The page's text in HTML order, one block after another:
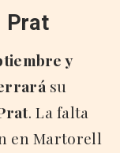
Prat
y
su
. La falta
en Martorell